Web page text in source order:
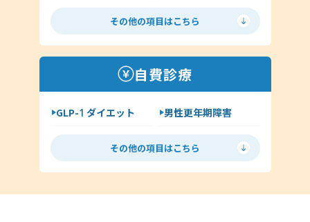
尿道炎
亀頭包皮炎
性病の種類について
ヘルペス
クラミジア
梅毒
尖圭コンジローマ
マイコプラズマ・ウレアプラズマ
その他の項目はこちら
自費診療
GLP-1 ダイエット
男性更年期障害
低用量ピル
ミニピル
月経移動
アフターピル
その他の項目はこちら